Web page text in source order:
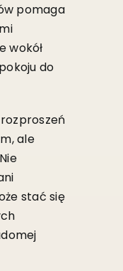
pomaga
wokół
do
ale
stać się